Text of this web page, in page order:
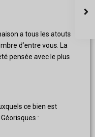
a tous les atouts
d’entre vous. La
pensée avec le plus
ce bien est
: